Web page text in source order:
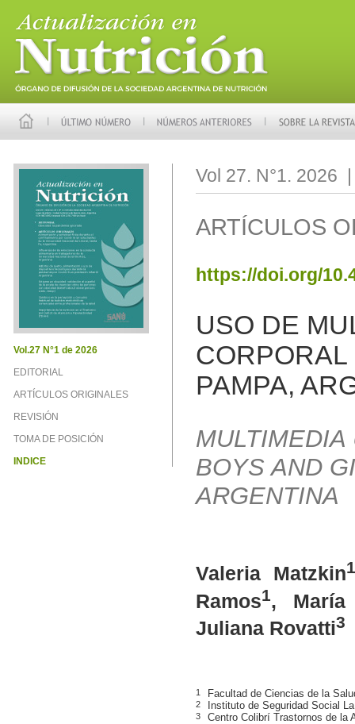
Vol.27 N°1 de 2026
EDITORIAL
ARTÍCULOS ORIGINALES
REVISIÓN
TOMA DE POSICIÓN
INDICE
Vol 27. N°1. 2026
ARTÍCULOS
https://doi.org/
USO DE
PAMPA,
BOYS AND
ARGENTINA
Valeria Matzkin
Ramos1, María
Juliana Rovatti3
1 Facultad de Ciencias de la
2 Instituto de Seguridad Social
3 Centro Colibrí Trastornos de la